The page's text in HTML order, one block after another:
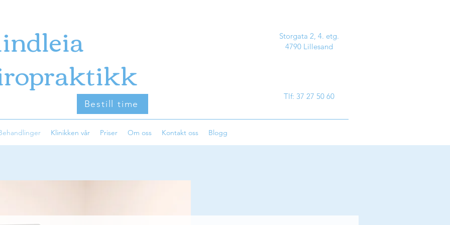
Bestill time
Storgata 2, 4. etg.
4790 Lillesand
Tlf: 37 27 50 60
Klinikken vår Priser Om oss Kontakt oss Blogg